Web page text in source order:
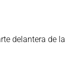
delantera de la